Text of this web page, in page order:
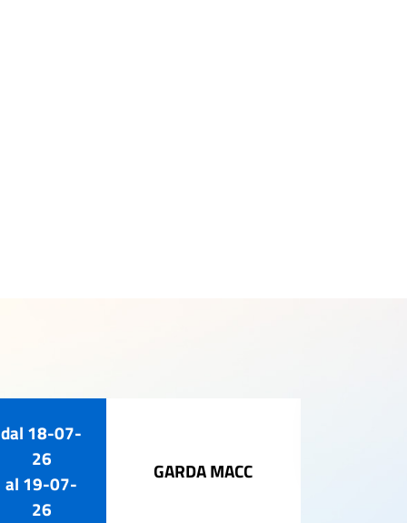
dal 18-07-
26
al 19-07-
26
GARDA MACC